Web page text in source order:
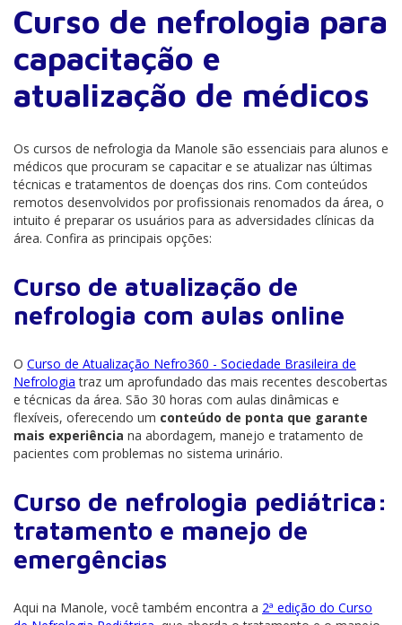
Curso de nefrologia para
capacitação e
atualização de médicos
Os cursos de nefrologia da Manole são essenciais para alunos e
médicos que procuram se capacitar e se atualizar nas últimas
técnicas e tratamentos de doenças dos rins. Com conteúdos
remotos desenvolvidos por profissionais renomados da área, o
intuito é preparar os usuários para as adversidades clínicas da
área. Confira as principais opções:
Curso de atualização de
nefrologia com aulas online
O Curso de Atualização Nefro360 - Sociedade Brasileira de
Nefrologia traz um aprofundado das mais recentes descobertas
e técnicas da área. São 30 horas com aulas dinâmicas e
flexíveis, oferecendo um conteúdo de ponta que garante
mais experiência na abordagem, manejo e tratamento de
pacientes com problemas no sistema urinário.
Curso de nefrologia pediátrica:
tratamento e manejo de
emergências
Aqui na Manole, você também encontra a 2ª edição do Curso